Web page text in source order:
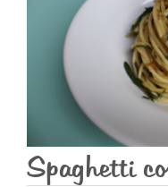
Spaghetti